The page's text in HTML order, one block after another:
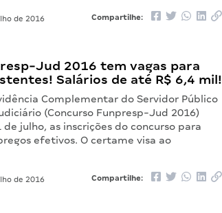
de 2016 Compartilhe:
Jud 2016 tem vagas para
Salários de até R$ 6,4 mil!
Complementar do Servidor Público
(Concurso Funpresp-Jud 2016)
julho, as inscrições do concurso para
efetivos. O certame visa ao
de 2016 Compartilhe: